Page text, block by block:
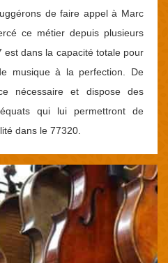
de faire appel à Marc
ce métier depuis plusieurs
dans la capacité totale pour
musique à la perfection. De
nécessaire et dispose des
qui lui permettront de
dans le 77320.